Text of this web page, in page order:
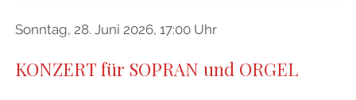
Sonntag, 28. Juni 2026, 17:00 Uhr
KONZERT für SOPRAN und ORGEL